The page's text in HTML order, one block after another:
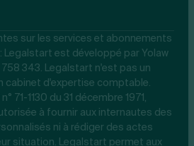
sur les services et abonnements
Legalstart est développé par Yolaw
758 343. Legalstart n'est pas un
cabinet d'expertise comptable.
71-1130 du 31 décembre 1971,
à fournir aux internautes des
ni à rédiger des actes
situation. Legalstart permet aux